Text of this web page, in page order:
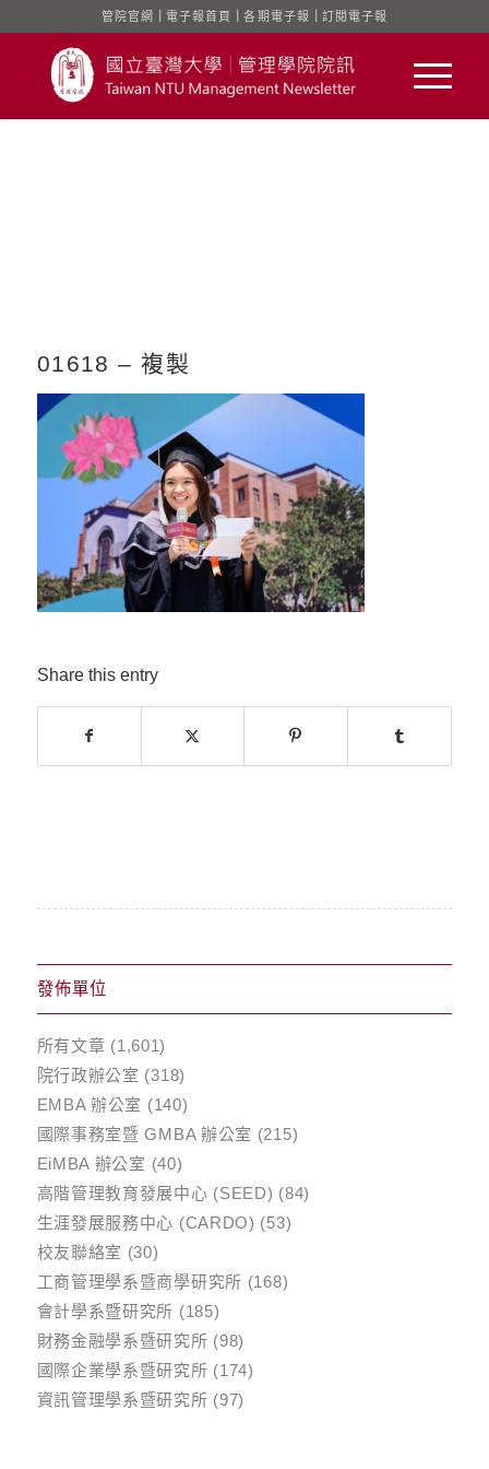
管院官網 電子報首頁 ｜各期電子報 訂閱電子報
01618 – 複製
Share this entry
發佈單位
所有文章 (1,601)
院行政辦公室 (318)
EMBA 辦公室 (140)
國際事務室暨 GMBA 辦公室 (215)
EiMBA 辦公室 (40)
高階管理教育發展中心 (SEED) (84)
生涯發展服務中心 (CARDO) (53)
校友聯絡室 (30)
工商管理學系暨商學研究所 (168)
會計學系暨研究所 (185)
財務金融學系暨研究所 (98)
國際企業學系暨研究所 (174)
資訊管理學系暨研究所 (97)